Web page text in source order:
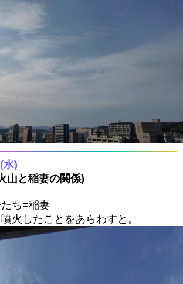
水)
山と稲妻の関係)
ち=稲妻
火したことをあらわすと。